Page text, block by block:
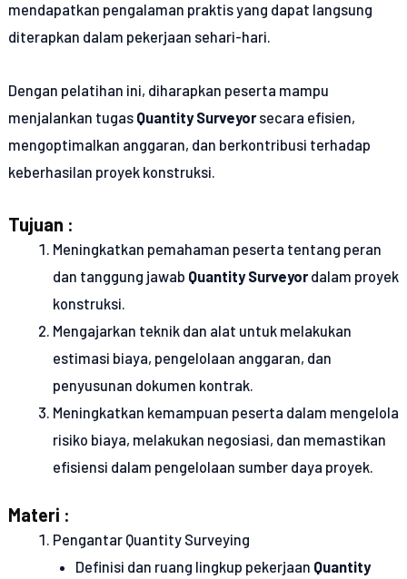
mendapatkan pengalaman praktis yang dapat langsung
diterapkan dalam pekerjaan sehari-hari.
Dengan pelatihan ini, diharapkan peserta mampu
menjalankan tugas Quantity Surveyorsecara efisien,
mengoptimalkan anggaran, dan berkontribusi terhadap
keberhasilan proyek konstruksi.
Tujuan :
Meningkatkan pemahaman peserta tentang peran
dan tanggung jawab Quantity Surveyordalam proyek
konstruksi.
Mengajarkan teknik dan alat untuk melakukan
estimasi biaya, pengelolaan anggaran, dan
penyusunan dokumen kontrak.
Meningkatkan kemampuan peserta dalam mengelola
risiko biaya, melakukan negosiasi, dan memastikan
efisiensi dalam pengelolaan sumber daya proyek.
Materi :
Pengantar Quantity Surveying
Definisi dan ruang lingkup pekerjaan Quantity